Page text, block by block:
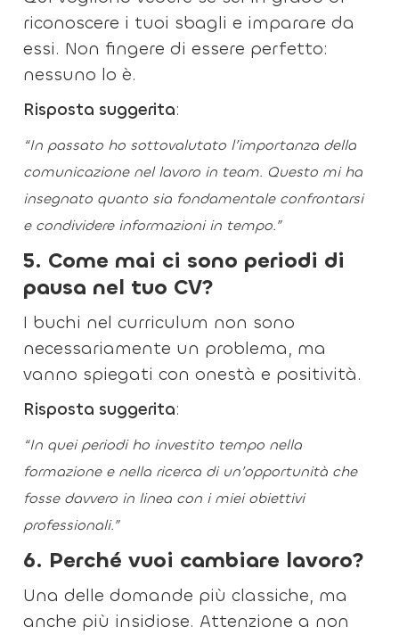
riconoscere i tuoi sbagli e imparare da
essi. Non fingere di essere perfetto:
nessuno lo è.
Risposta suggerita:
“In passato ho sottovalutato l’importanza della
comunicazione nel lavoro in team. Questo mi ha
insegnato quanto sia fondamentale confrontarsi
e condividere informazioni in tempo.”
5. Come mai ci sono periodi di
pausa nel tuo CV?
I buchi nel curriculum non sono
necessariamente un problema, ma
vanno spiegati con onestà e positività.
Risposta suggerita:
“In quei periodi ho investito tempo nella
formazione e nella ricerca di un’opportunità che
fosse davvero in linea con i miei obiettivi
professionali.”
6. Perché vuoi cambiare lavoro?
Una delle domande più classiche, ma
anche più insidiose. Attenzione a non